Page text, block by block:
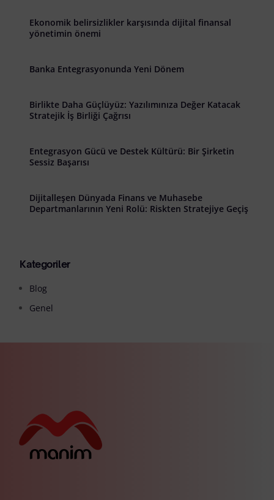
Ekonomik belirsizlikler karşısında dijital finansal
yönetimin önemi
Banka Entegrasyonunda Yeni Dönem
Birlikte Daha Güçlüyüz: Yazılımınıza Değer Katacak
Stratejik İş Birliği Çağrısı
Entegrasyon Gücü ve Destek Kültürü: Bir Şirketin
Sessiz Başarısı
Dijitalleşen Dünyada Finans ve Muhasebe
Departmanlarının Yeni Rolü: Riskten Stratejiye Geçiş
Kategoriler
Blog
Genel